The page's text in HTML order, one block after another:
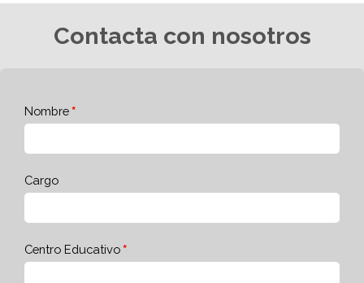
Contacta con nosotros
Nombre
Cargo
Centro Educativo